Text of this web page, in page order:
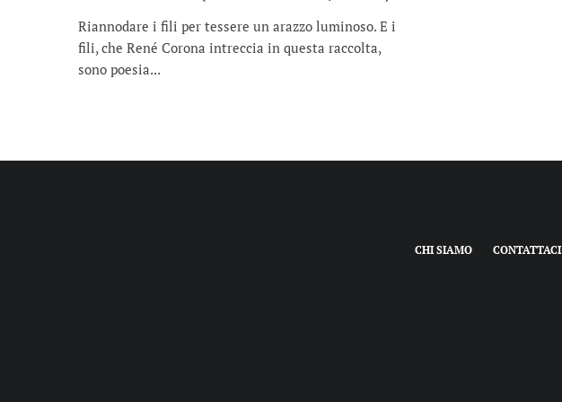
Riannodare i fili per tessere un arazzo luminoso. E i
fili, che René Corona intreccia in questa raccolta,
sono poesia...
CHI SIAMO CONTATTACI